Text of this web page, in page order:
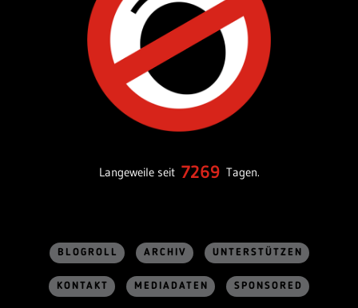
Langeweile seit 7269 Tagen.
BLOGROLL ARCHIV UNTERSTÜTZEN
KONTAKT MEDIADATEN SPONSORED